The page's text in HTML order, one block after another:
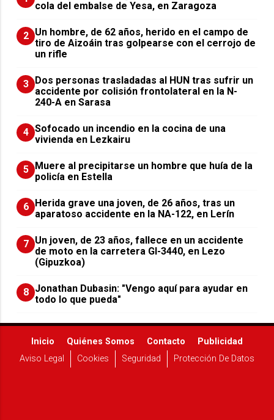
cola del embalse de Yesa, en Zaragoza
2 Un hombre, de 62 años, herido en el campo de
tiro de Aizoáin tras golpearse con el cerrojo de
un rifle
3 ​Dos personas trasladadas al HUN tras sufrir un
accidente por colisión frontolateral en la N-
240-A en Sarasa
4 Sofocado un incendio en la cocina de una
vivienda en Lezkairu
5 Muere al precipitarse un hombre que huía de la
policía en Estella
6 Herida grave una joven, de 26 años, tras un
aparatoso accidente en la NA-122, en Lerín
7 Un joven, de 23 años, fallece en un accidente
de moto en la carretera GI-3440, en Lezo
(Gipuzkoa)
8 Jonathan Dubasin: "Vengo aquí para ayudar en
todo lo que pueda"
Inicio Quiénes Somos Contacto
Publicidad
Aviso Legal
Cookies Seguridad Protección De Datos